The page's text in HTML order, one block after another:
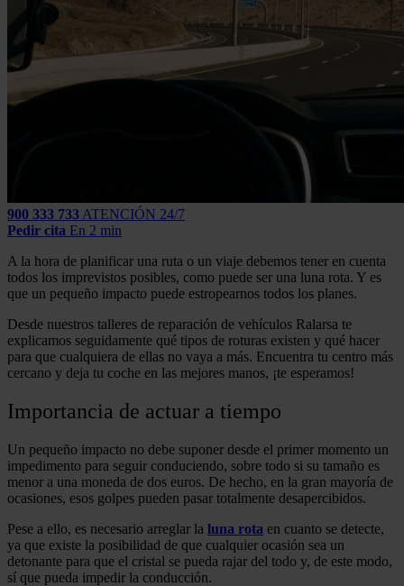
900 333 733 ATENCIÓN 24/7
Pedir cita En 2 min
A la hora de planificar una ruta o un viaje debemos tener en cuenta
todos los imprevistos posibles, como puede ser una luna rota. Y es
que un pequeño impacto puede estropearnos todos los planes.
Desde nuestros talleres de reparación de vehículos Ralarsa te
explicamos seguidamente qué tipos de roturas existen y qué hacer
para que cualquiera de ellas no vaya a más. Encuentra tu centro más
cercano y deja tu coche en las mejores manos, ¡te esperamos!
Importancia de actuar a tiempo
Un pequeño impacto no debe suponer desde el primer momento un
impedimento para seguir conduciendo, sobre todo si su tamaño es
menor a una moneda de dos euros. De hecho, en la gran mayoría de
ocasiones, esos golpes pueden pasar totalmente desapercibidos.
Pese a ello, es necesario arreglar la luna rota en cuanto se detecte,
ya que existe la posibilidad de que cualquier ocasión sea un
detonante para que el cristal se pueda rajar del todo y, de este modo,
sí que pueda impedir la conducción.